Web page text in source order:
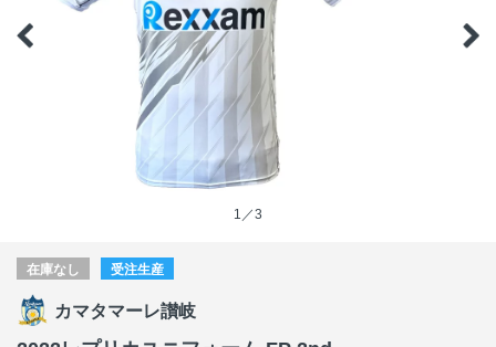
1／3
在庫なし 受注生産
カマタマーレ讃岐